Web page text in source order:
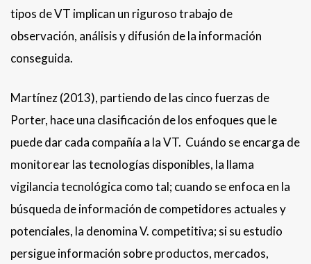
tipos de VT implican un riguroso trabajo de
observación, análisis y difusión de la información
conseguida.
Martínez (2013), partiendo de las cinco fuerzas de
Porter, hace una clasificación de los enfoques que le
puede dar cada compañía a la VT. Cuándo se encarga de
monitorear las tecnologías disponibles, la llama
vigilancia tecnológica como tal; cuando se enfoca en la
búsqueda de información de competidores actuales y
potenciales, la denomina V. competitiva; si su estudio
persigue información sobre productos, mercados,